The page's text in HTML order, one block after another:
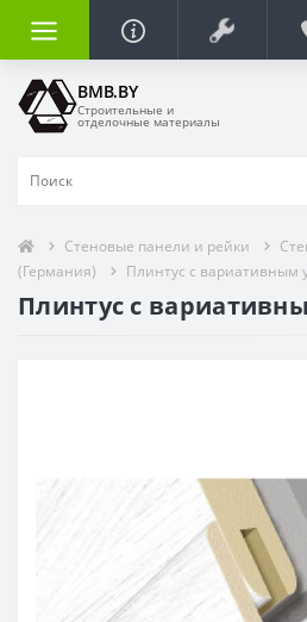
BMB.BY
Строительные и
отделочные материалы
Стеновые панели и рейки
(Германия)
Плинтус с вариативным
Плинтус с